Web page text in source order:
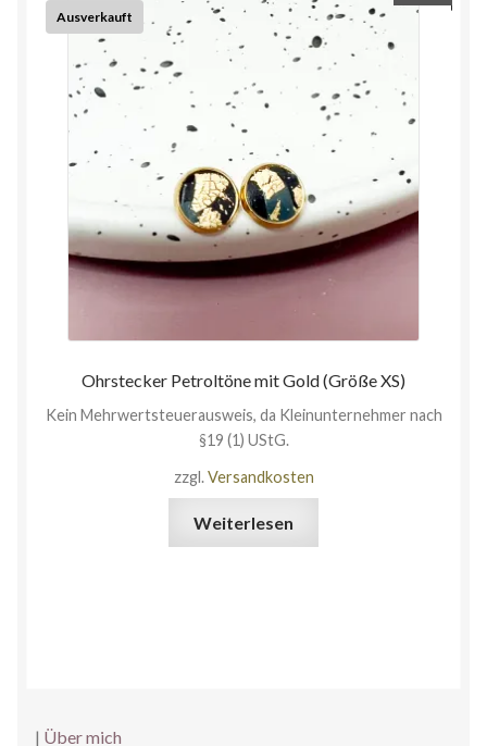
Ausverkauft
Ohrstecker Petroltöne mit Gold (Größe XS)
Kein Mehrwertsteuerausweis, da Kleinunternehmer nach
§19 (1) UStG.
zzgl.Versandkosten
Weiterlesen
| Über mich